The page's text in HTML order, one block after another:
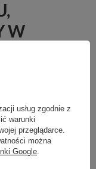
W
formularza i przesłać
usług zgodnie z
warunki
przeglądarce.
można
Google